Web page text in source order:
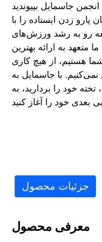
جاسمایل بپیوندید
پارو زدن ایستاده را با
رو به رشد ورزش‌های
متعهد به ارائه بهترین
هستیم، از هیچ کاری
با جاسمایل به
خود را بردارید، به
جزئیات محصول
معرفی محصول